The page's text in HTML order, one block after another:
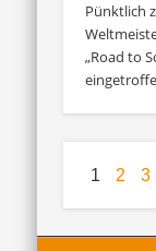
Pünktlich
„Road to
1 2 3